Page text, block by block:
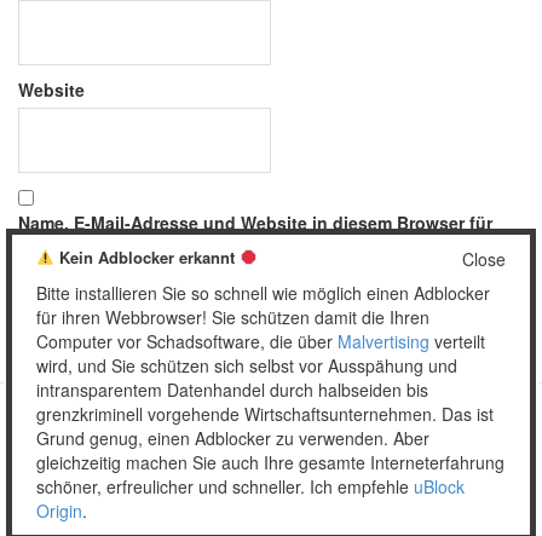
Website
Name, E-Mail-Adresse und Website in diesem Browser für
meinen nächsten Kommentar speichern.
Copyright © 2026 Unser täglich Spam.
MobileWordPress Theme by themehall.com
Close
Kein Adblocker erkannt
Bitte installieren Sie so schnell wie möglich einen Adblocker
für ihren Webbrowser! Sie schützen damit die Ihren
Computer vor Schadsoftware, die über Malvertising verteilt
wird, und Sie schützen sich selbst vor Ausspähung und
intransparentem Datenhandel durch halbseiden bis
grenzkriminell vorgehende Wirtschaftsunternehmen. Das ist
Grund genug, einen Adblocker zu verwenden. Aber
gleichzeitig machen Sie auch Ihre gesamte Interneterfahrung
schöner, erfreulicher und schneller. Ich empfehle uBlock
Origin.